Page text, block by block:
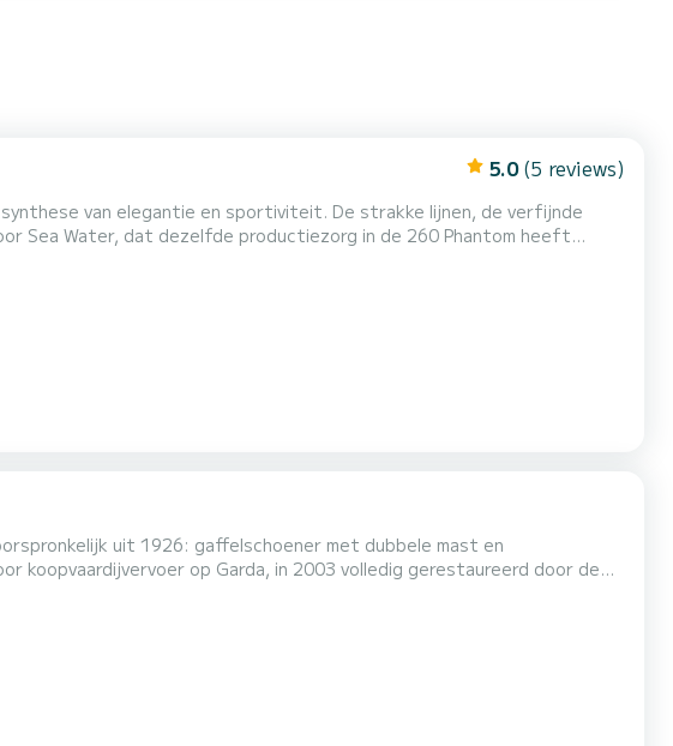
5.0 (5 reviews)
van elegantie en sportiviteit. De strakke lijnen, de verfijnde
Sea Water, dat dezelfde productiezorg in de 260 Phantom heeft
dieptemeter, Bluetooth-radio, USB-aansluitingen,
uit 1926: gaffelschoener met dubbele mast en
koopvaardijvervoer op Garda, in 2003 volledig gerestaureerd door de
privé-evenementen, bruiloften , bedrijfsteamgebouwen, aperitieven